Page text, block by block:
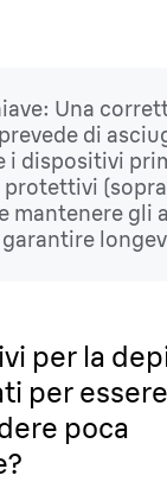
Una
di
i dispositivi
protettivi
mantenere gli
per la
per
poca